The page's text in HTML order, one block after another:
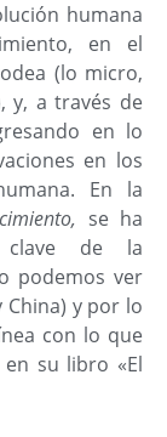
humana
en el
(lo micro,
y, a través de
en lo
en los
En la
se ha
clave de la
podemos ver
China) y por lo
con lo que
su libro «El